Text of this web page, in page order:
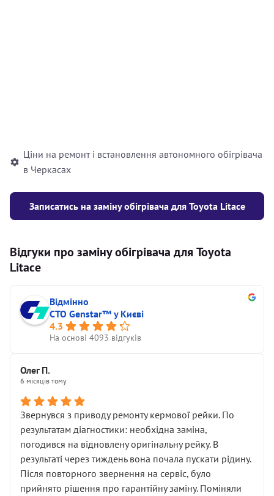
Ціни на ремонт і встановлення автономного обігрівача
в Черкасах
Записатись на заміну обігрівача для Toyota Litace
Відгуки про заміну обігрівача для Toyota
Litace
Відмінно
СТО Genstar™ у Києві
4.3
На основі 4093 відгуків
Олег П.
6 місяців тому
Звернувся з приводу ремонту кермової рейки. По
результатам діагностики: необхідна заміна,
погодився на відновлену оригінальну рейку. В
результаті через тиждень вона почала пускати рідину.
Після повторного звернення на сервіс, було
прийнято рішення про гарантійну заміну. Поміняли